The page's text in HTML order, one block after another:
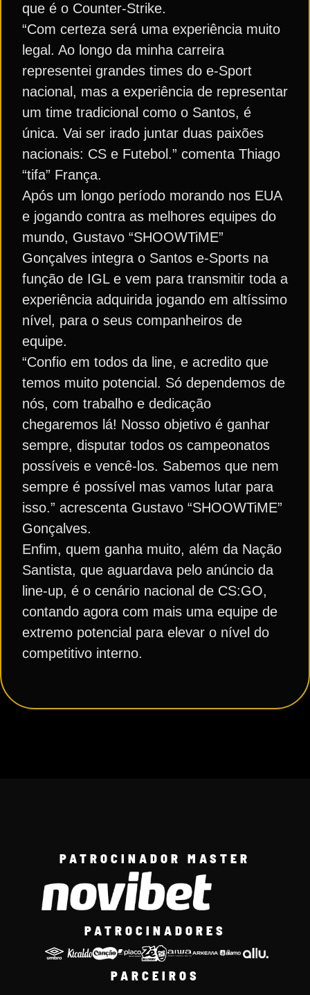
que é o Counter-Strike.
“Com certeza será uma experiência muito
legal. Ao longo da minha carreira
representei grandes times do e-Sport
nacional, mas a experiência de representar
um time tradicional como o Santos, é
única. Vai ser irado juntar duas paixões
nacionais: CS e Futebol.” comenta Thiago
“tifa” França.
Após um longo período morando nos EUA
e jogando contra as melhores equipes do
mundo, Gustavo “SHOOWTiME”
Gonçalves integra o Santos e-Sports na
função de IGL e vem para transmitir toda a
experiência adquirida jogando em altíssimo
nível, para o seus companheiros de
equipe.
“Confio em todos da line, e acredito que
temos muito potencial. Só dependemos de
nós, com trabalho e dedicação
chegaremos lá! Nosso objetivo é ganhar
sempre, disputar todos os campeonatos
possíveis e vencê-los. Sabemos que nem
sempre é possível mas vamos lutar para
isso.” acrescenta Gustavo “SHOOWTiME”
Gonçalves.
Enfim, quem ganha muito, além da Nação
Santista, que aguardava pelo anúncio da
line-up, é o cenário nacional de CS:GO,
contando agora com mais uma equipe de
extremo potencial para elevar o nível do
competitivo interno.
PATROCINADOR MASTER
PATROCINADORES
PARCEIROS